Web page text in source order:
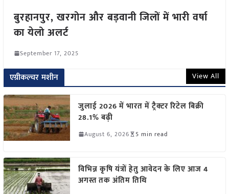
बुरहानपुर, खरगोन और बड़वानी जिलों में भारी वर्षा
का येलो अलर्ट
September 17, 2025
एग्रीकल्चर मशीन View All
जुलाई 2026 में भारत में ट्रैक्टर रिटेल बिक्री
28.1% बढ़ी
August 6, 2026 5 min read
विभिन्न कृषि यंत्रों हेतु आवेदन के लिए आज 4
अगस्त तक अंतिम तिथि